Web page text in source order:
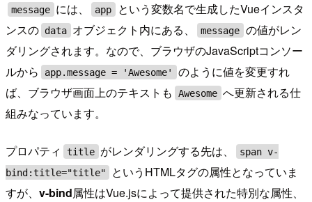
message には、 app
という変数名で生成したVueインスタ
ンスの data オブジェクト内にある、 message の値がレン
ダリングされます。なので、ブラウザのJavaScriptコンソー
ルから
app.message = 'Awesome'
のように値を変更すれ
ば、ブラウザ画面上のテキストも
Awesome へ更新される仕
組みなっています。
プロパティ title がレンダリングする先は、
span v-
bind:title="title"
というHTMLタグの属性となっていま
すが、 v-bind属性はVue.jsによって提供された特別な属性、